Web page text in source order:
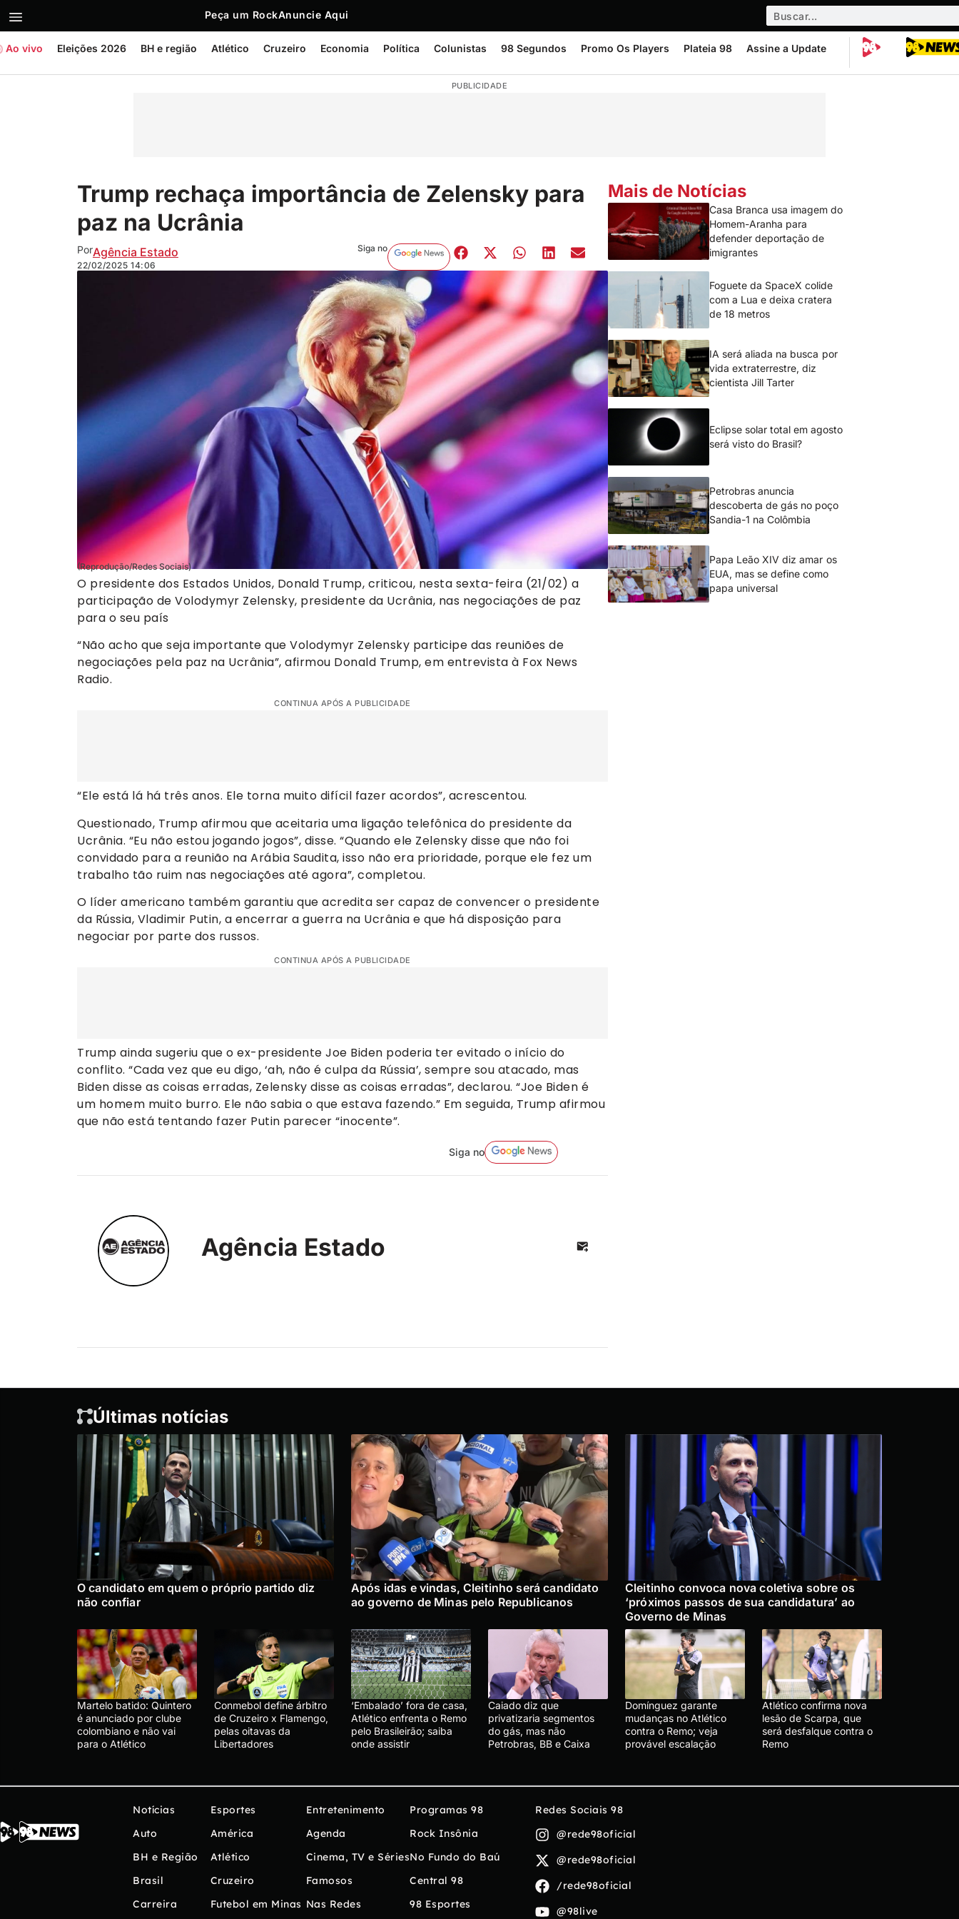
Peça um RockAnuncie Aqui
Ao vivo Eleições 2026 BH e região Atlético Cruzeiro Economia Política Colunistas 98 Segundos Promo Os Players Plateia 98 Assine a Update
PUBLICIDADE
Trump rechaça importância de Zelensky para
paz na Ucrânia
PorAgência Estado
22/02/2025 14:06
Siga no
(Reprodução/Redes Sociais)
O presidente dos Estados Unidos, Donald Trump, criticou, nesta sexta-feira (21/02) a
participação de Volodymyr Zelensky, presidente da Ucrânia, nas negociações de paz
para o seu país
“Não acho que seja importante que Volodymyr Zelensky participe das reuniões de
negociações pela paz na Ucrânia”, afirmou Donald Trump, em entrevista à Fox News
Radio.
CONTINUA APÓS A PUBLICIDADE
“Ele está lá há três anos. Ele torna muito difícil fazer acordos”, acrescentou.
Questionado, Trump afirmou que aceitaria uma ligação telefônica do presidente da
Ucrânia. “Eu não estou jogando jogos”, disse. “Quando ele Zelensky disse que não foi
convidado para a reunião na Arábia Saudita, isso não era prioridade, porque ele fez um
trabalho tão ruim nas negociações até agora”, completou.
O líder americano também garantiu que acredita ser capaz de convencer o presidente
da Rússia, Vladimir Putin, a encerrar a guerra na Ucrânia e que há disposição para
negociar por parte dos russos.
CONTINUA APÓS A PUBLICIDADE
Trump ainda sugeriu que o ex-presidente Joe Biden poderia ter evitado o início do
conflito. “Cada vez que eu digo, ‘ah, não é culpa da Rússia’, sempre sou atacado, mas
Biden disse as coisas erradas, Zelensky disse as coisas erradas”, declarou. “Joe Biden é
um homem muito burro. Ele não sabia o que estava fazendo.” Em seguida, Trump afirmou
que não está tentando fazer Putin parecer “inocente”.
Siga no
Agência Estado
Mais de Notícias
Casa Branca usa imagem do
Homem-Aranha para
defender deportação de
imigrantes
Foguete da SpaceX colide
com a Lua e deixa cratera
de 18 metros
IA será aliada na busca por
vida extraterrestre, diz
cientista Jill Tarter
Eclipse solar total em agosto
será visto do Brasil?
Petrobras anuncia
descoberta de gás no poço
Sandia-1 na Colômbia
Papa Leão XIV diz amar os
EUA, mas se define como
papa universal
Últimas notícias
O candidato em quem o próprio partido diz
não confiar
Após idas e vindas, Cleitinho será candidato
ao governo de Minas pelo Republicanos
Cleitinho convoca nova coletiva sobre os
‘próximos passos de sua candidatura’ ao
Governo de Minas
Martelo batido: Quintero
é anunciado por clube
colombiano e não vai
para o Atlético
Conmebol define árbitro
de Cruzeiro x Flamengo,
pelas oitavas da
Libertadores
‘Embalado’ fora de casa,
Atlético enfrenta o Remo
pelo Brasileirão; saiba
onde assistir
Caiado diz que
privatizaria segmentos
do gás, mas não
Petrobras, BB e Caixa
Domínguez garante
mudanças no Atlético
contra o Remo; veja
provável escalação
Atlético confirma nova
lesão de Scarpa, que
será desfalque contra o
Remo
Notícias
Auto
BH e Região
Brasil
Carreira
Esportes
América
Atlético
Cruzeiro
Futebol em Minas
Entretenimento
Agenda
Cinema, TV e Séries
Famosos
Nas Redes
Programas 98
Rock Insônia
No Fundo do Baú
Central 98
98 Esportes
Redes Sociais 98
@rede98oficial
@rede98oficial
/rede98oficial
@98live